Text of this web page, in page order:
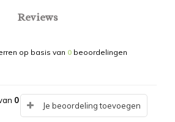
Reviews
op basis van 0 beoordelingen
0
Je beoordeling toevoegen